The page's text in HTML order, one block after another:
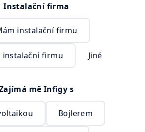
Instalační firma
instalační firmu
instalační firmu Jiné
mě Infigy s
Bojlerem